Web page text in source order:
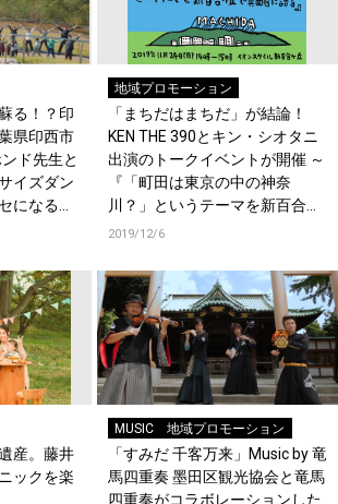
る！？印
県印西市
ド先生と
イズダン
になる！
公開。
地域プロモーション
「まちだはまちだ」が結論！
KEN THE 390とキン・シオタニ
出演のトークイベントが開催 ～
『「町田は東京の中の神奈
川？」というテーマを新百合ヶ
丘で真面目に語る」』イベント
2019/12/6
産。藤井
ックを楽
MUSIC 地域プロモーション
「すみだ 千客万来」Music by 竜
馬四重奏 墨田区観光協会と竜馬
四重奏がコラボレーションした